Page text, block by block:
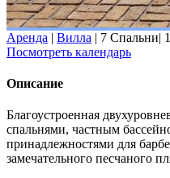
Аренда | Вилла | 7 Спальни|
Посмотреть календарь
Описание
Благоустроенная
спальнями, частным
принадлежностями для
замечательного песчаного